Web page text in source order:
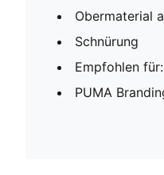
Obermaterial
Schnürung
Empfohlen
PUMA